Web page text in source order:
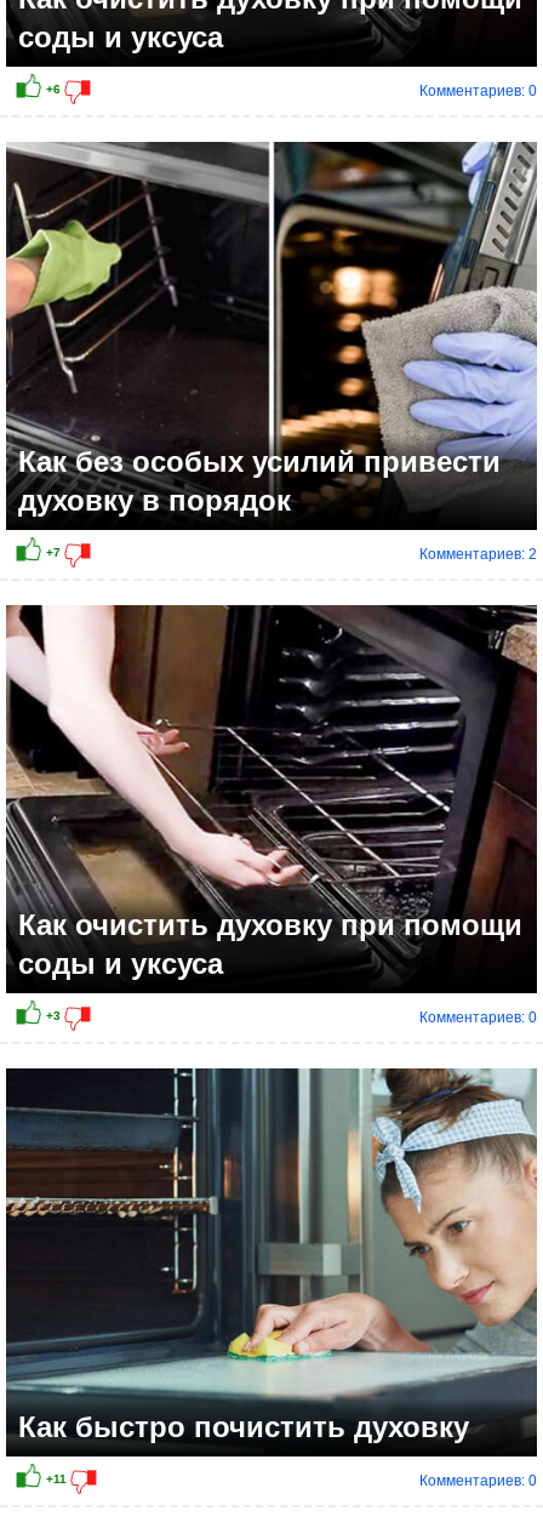
+4
соды и уксуса
Комментариев: 0
Как без особых усилий привести
духовку в порядок
Комментариев: 2
Как очистить духовку при помощи
соды и уксуса
Комментариев: 0
Как быстро почистить духовку
Комментариев: 0